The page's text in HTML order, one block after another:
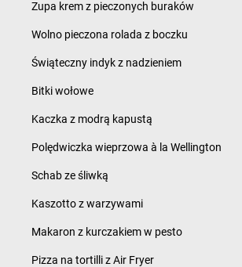
Zupa krem z pieczonych buraków
Wolno pieczona rolada z boczku
Świąteczny indyk z nadzieniem
Bitki wołowe
Kaczka z modrą kapustą
Polędwiczka wieprzowa à la Wellington
Schab ze śliwką
Kaszotto z warzywami
Makaron z kurczakiem w pesto
Pizza na tortilli z Air Fryer